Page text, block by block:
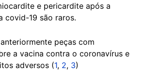
e pericardite após a
covid-19 são raros.
peças com
a vacina contra o coronavírus e
adversos (1, 2, 3)